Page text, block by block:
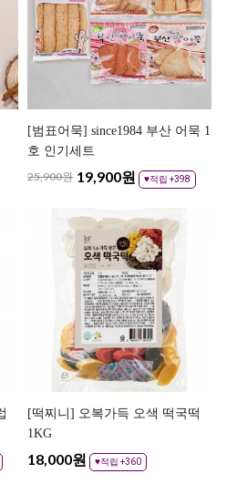
[범표어묵] since1984 부산 어묵 1
호 인기세트
25,900원 19,900원 ♥적립 +398
[떡찌니] 오복가득 오색 떡국떡
1KG
18,000원 ♥적립 +360